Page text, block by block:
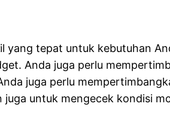
yang tepat untuk kebutuhan
Anda juga perlu
juga perlu
juga untuk mengecek kondisi